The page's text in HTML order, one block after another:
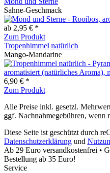
Sahne-Geschmack
ab 2,95 € *
Zum Produkt
Tropenhimmel natürlich
Mango-Mandarine
6,90 € *
Zum Produkt
Alle Preise inkl. gesetzl.
ggf. Nachnahmegebühren, wenn
Diese Seite ist geschützt durch
Datenschutzerklärung und
Ab 29 Euro versandkostenfrei •
Bestellung ab 35 Euro!
Service